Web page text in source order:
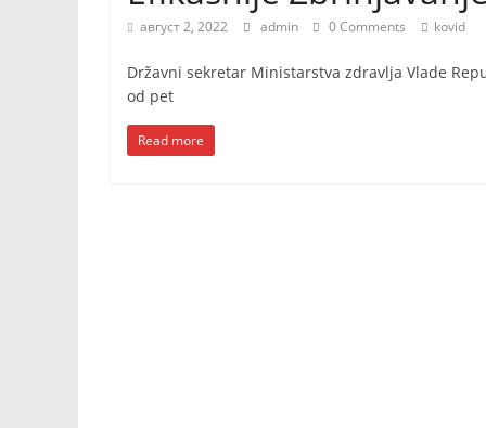
август 2, 2022 admin 0 Comments kovid
Državni sekretar Ministarstva zdravlja Vlade
od pet
Read more